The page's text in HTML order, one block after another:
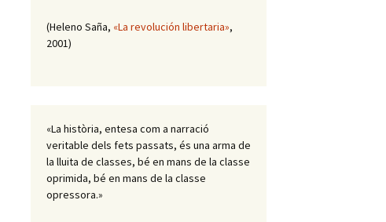
(Heleno Saña, «La revolución libertaria»,
2001)
«La història, entesa com a narració
veritable dels fets passats, és una arma de
la lluita de classes, bé en mans de la classe
oprimida, bé en mans de la classe
opressora.»